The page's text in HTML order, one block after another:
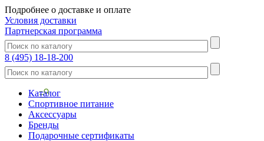
Подробнее о доставке и оплате
Условия доставки
Партнерская программа
8 (495) 18-18-200
Каталог
Спортивное питание
Аксессуары
Бренды
Подарочные сертификаты